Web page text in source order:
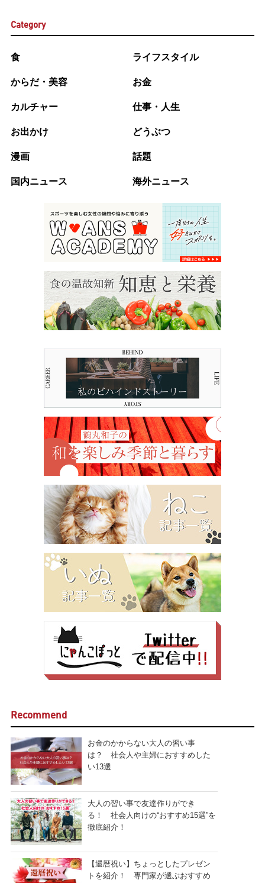
Category
食 ライフスタイル
からだ・美容 お金
カルチャー 仕事・人生
お出かけ どうぶつ
漫画 話題
国内ニュース 海外ニュース
Recommend
お金のかからない大人の習い事
は？ 社会人や主婦におすすめした
い13選
大人の習い事で友達作りができ
る！ 社会人向けの“おすすめ15選”を
徹底紹介！
【還暦祝い】ちょっとしたプレゼン
トを紹介！ 専門家が選ぶおすすめ